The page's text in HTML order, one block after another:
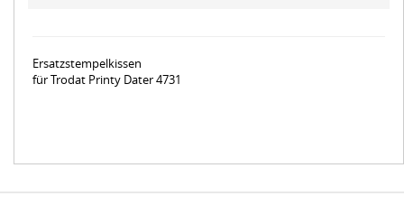
Ersatzstempelkissen
für Trodat Printy Dater 4731